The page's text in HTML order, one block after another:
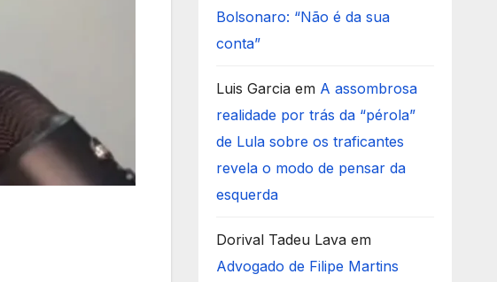
Bolsonaro: “Não é da sua
conta”
Luis Garciaem A assombrosa
realidade por trás da “pérola”
de Lula sobre os traficantes
revela o modo de pensar da
esquerda
Dorival Tadeu Lavaem
Advogado de Filipe Martins